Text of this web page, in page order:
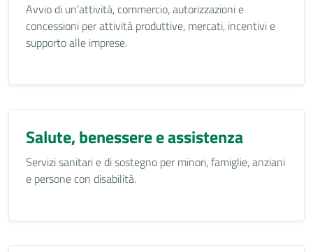
Avvio di un’attività, commercio, autorizzazioni e
concessioni per attività produttive, mercati, incentivi e
supporto alle imprese.
Salute, benessere e assistenza
Servizi sanitari e di sostegno per minori, famiglie, anziani
e persone con disabilità.